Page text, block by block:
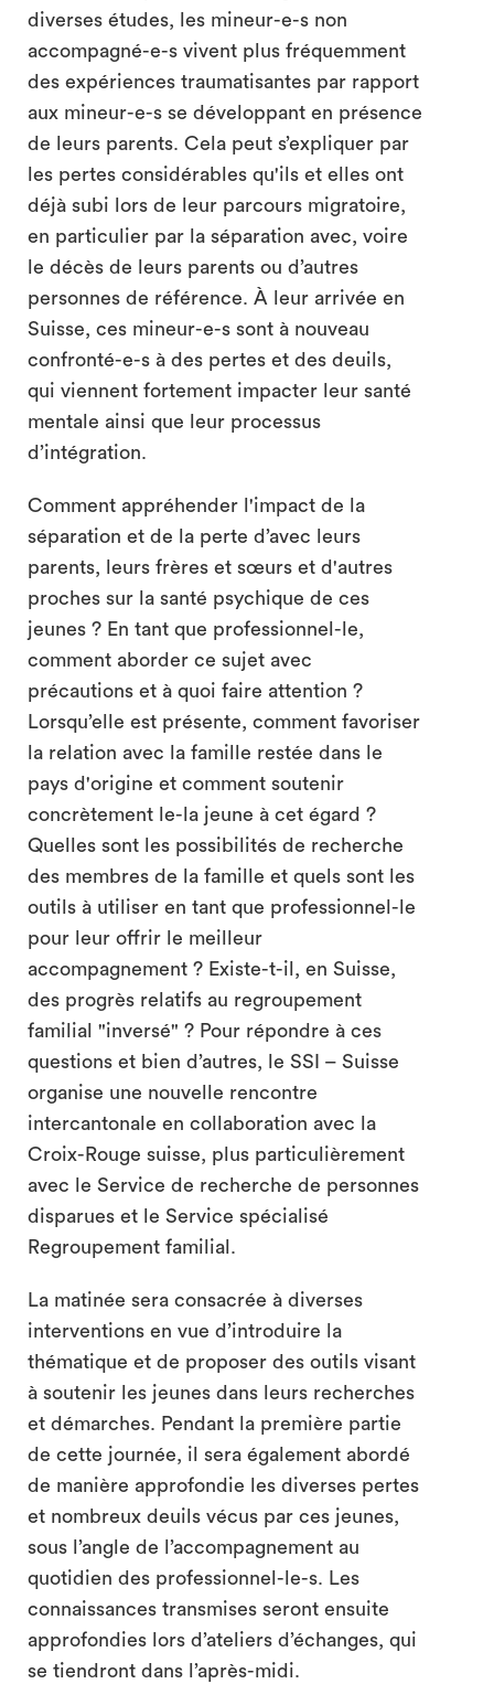
diverses études, les mineur-e-s non
accompagné-e-s vivent plus fréquemment
des expériences traumatisantes par rapport
aux mineur-e-s se développant en présence
de leurs parents. Cela peut s’expliquer par
les pertes considérables qu'ils et elles ont
déjà subi lors de leur parcours migratoire,
en particulier par la séparation avec, voire
le décès de leurs parents ou d’autres
personnes de référence. À leur arrivée en
Suisse, ces mineur-e-s sont à nouveau
confronté-e-s à des pertes et des deuils,
qui viennent fortement impacter leur santé
mentale ainsi que leur processus
d’intégration.
Comment appréhender l'impact de la
séparation et de la perte d’avec leurs
parents, leurs frères et sœurs et d'autres
proches sur la santé psychique de ces
jeunes ? En tant que professionnel-le,
comment aborder ce sujet avec
précautions et à quoi faire attention ?
Lorsqu’elle est présente, comment favoriser
la relation avec la famille restée dans le
pays d'origine et comment soutenir
concrètement le-la jeune à cet égard ?
Quelles sont les possibilités de recherche
des membres de la famille et quels sont les
outils à utiliser en tant que professionnel-le
pour leur offrir le meilleur
accompagnement ? Existe-t-il, en Suisse,
des progrès relatifs au regroupement
familial "inversé" ? Pour répondre à ces
questions et bien d’autres, le SSI – Suisse
organise une nouvelle rencontre
intercantonale en collaboration avec la
Croix-Rouge suisse, plus particulièrement
avec le Service de recherche de personnes
disparues et le Service spécialisé
Regroupement familial.
La matinée sera consacrée à diverses
interventions en vue d’introduire la
thématique et de proposer des outils visant
à soutenir les jeunes dans leurs recherches
et démarches. Pendant la première partie
de cette journée, il sera également abordé
de manière approfondie les diverses pertes
et nombreux deuils vécus par ces jeunes,
sous l’angle de l’accompagnement au
quotidien des professionnel-le-s. Les
connaissances transmises seront ensuite
approfondies lors d’ateliers d’échanges, qui
se tiendront dans l’après-midi.